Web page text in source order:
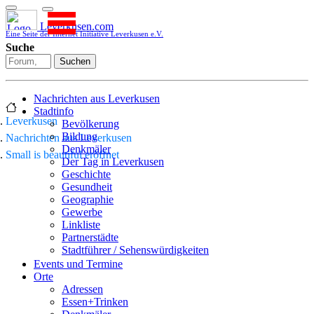
Leverkusen.com
Eine Seite der Internet Initiative Leverkusen e.V.
Suche
Suchen
Nachrichten aus Leverkusen
Stadtinfo
Bevölkerung
Bildung
Denkmäler
Der Tag in Leverkusen
Geschichte
Gesundheit
Geographie
Gewerbe
Linkliste
Partnerstädte
Stadtführer / Sehenswürdigkeiten
Stadtplan
Sport
Who is who
Events und Termine
Orte
Adressen
Essen+Trinken
Leverkusen
Nachrichten aus Leverkusen
Small is beautiful eröffnet